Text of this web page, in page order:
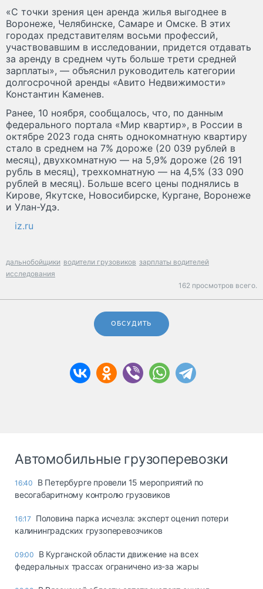
«С точки зрения цен аренда жилья выгоднее в
Воронеже, Челябинске, Самаре и Омске. В этих
городах представителям восьми профессий,
участвовавшим в исследовании, придется отдавать
за аренду в среднем чуть больше трети средней
зарплаты», — объяснил руководитель категории
долгосрочной аренды «Авито Недвижимости»
Константин Каменев.
Ранее, 10 ноября, сообщалось, что, по данным
федерального портала «Мир квартир», в России в
октябре 2023 года снять однокомнатную квартиру
стало в среднем на 7% дороже (20 039 рублей в
месяц), двухкомнатную — на 5,9% дороже (26 191
рубль в месяц), трехкомнатную — на 4,5% (33 090
рублей в месяц). Больше всего цены поднялись в
Кирове, Якутске, Новосибирске, Кургане, Воронеже
и Улан-Удэ.
iz.ru
дальнобойщики водители грузовиков зарплаты водителей
исследования
162 просмотров всего.
ОБСУДИТЬ
Автомобильные грузоперевозки
16:40
В Петербурге провели 15 мероприятий по
весогабаритному контролю грузовиков
16:17
Половина парка исчезла: эксперт оценил потери
калининградских грузоперевозчиков
09:00
В Курганской области движение на всех
федеральных трассах ограничено из-за жары